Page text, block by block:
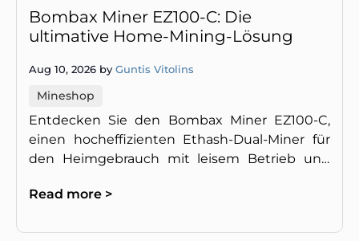
Bombax Miner EZ100-C: Die
ultimative Home-Mining-Lösung
Aug 10, 2026 by Guntis Vitolins
Mineshop
Entdecken Sie den Bombax Miner EZ100-C,
einen hocheffizienten Ethash-Dual-Miner für
den Heimgebrauch mit leisem Betrieb und
Read more >